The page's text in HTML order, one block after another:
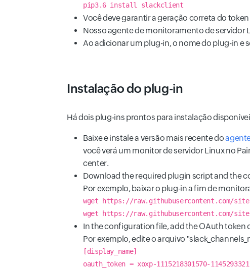
pip3.6 install slackclient
Você deve garantir a geração correta do
Nosso agente de monitoramento de servidor
Ao adicionar um plug-in, o nome do plug-in e
Instalação do plug-in
Há dois plug-ins prontos para instalação
Baixe e instale a versão mais recente do
você verá um monitor de servidor Linux no
center.
Download the required plugin script and the
Por exemplo, baixar o plug-in a fim de
wget https://raw.githubusercontent.com/
wget https://raw.githubusercontent.com/
In the configuration file, add the OAuth token
Por exemplo, edite o arquivo
[display_name]
oauth_token = xoxp-1115218301570-